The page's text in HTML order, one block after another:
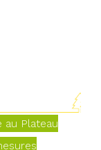
au Plateau